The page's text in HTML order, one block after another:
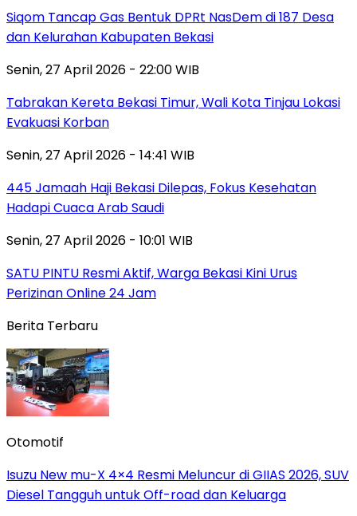
Siqom Tancap Gas Bentuk DPRt NasDem di 187 Desa
dan Kelurahan Kabupaten Bekasi
Senin, 27 April 2026 - 22:00 WIB
Tabrakan Kereta Bekasi Timur, Wali Kota Tinjau Lokasi
Evakuasi Korban
Senin, 27 April 2026 - 14:41 WIB
445 Jamaah Haji Bekasi Dilepas, Fokus Kesehatan
Hadapi Cuaca Arab Saudi
Senin, 27 April 2026 - 10:01 WIB
SATU PINTU Resmi Aktif, Warga Bekasi Kini Urus
Perizinan Online 24 Jam
Berita Terbaru
Otomotif
Isuzu New mu-X 4×4 Resmi Meluncur di GIIAS 2026, SUV
Diesel Tangguh untuk Off-road dan Keluarga